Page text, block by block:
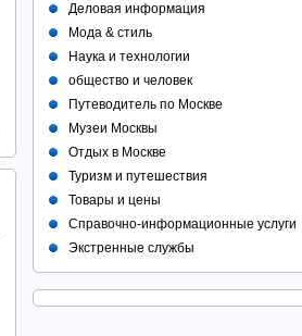
Деловая информация
Мода & стиль
Наука и технологии
общество и человек
Путеводитель по Москве
Музеи Москвы
Отдых в Москве
Туризм и путешествия
Товары и цены
Справочно-информационные услуги
Экстренные службы